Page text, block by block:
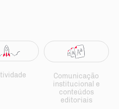
Comunicação
institucional e
conteúdos
editoriais